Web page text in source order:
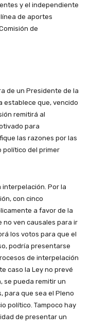
y el independiente
de aportes
de
de un Presidente de la
establece que, vencido
remitirá al
para
las razones por las
político del primer
interpelación. Por la
con cinco
a favor de la
no ven causales para ir
los votos para que el
podría presentarse
de interpelación
caso la Ley no prevé
se pueda remitir un
para que sea el Pleno
político. Tampoco hay
de presentar un